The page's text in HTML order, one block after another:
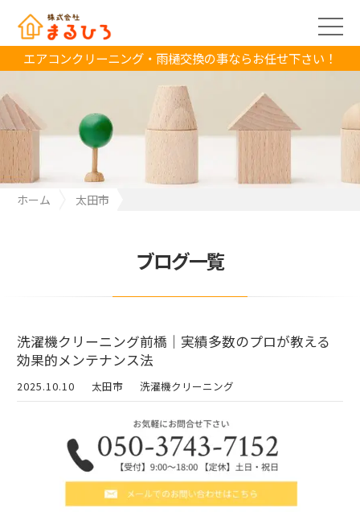
エアコンクリーニング・雨樋交換の事ならお任せ下さい！
ホーム
太田市
ブログ一覧
洗濯機クリーニング前橋｜実績多数のプロが教える
効果的メンテナンス法
2025.10.10 太田市 洗濯機クリーニング